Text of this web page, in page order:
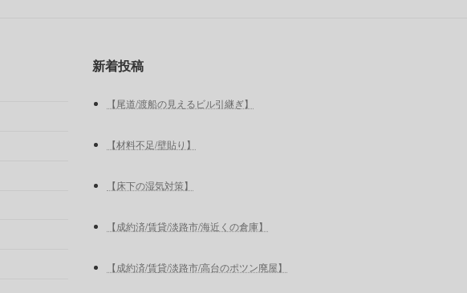
新着投稿
【尾道/渡船の見えるビル引継ぎ】
【材料不足/壁貼り】
【床下の湿気対策】
【成約済/賃貸/淡路市/海近くの倉庫】
【成約済/賃貸/淡路市/高台のポツン廃屋】